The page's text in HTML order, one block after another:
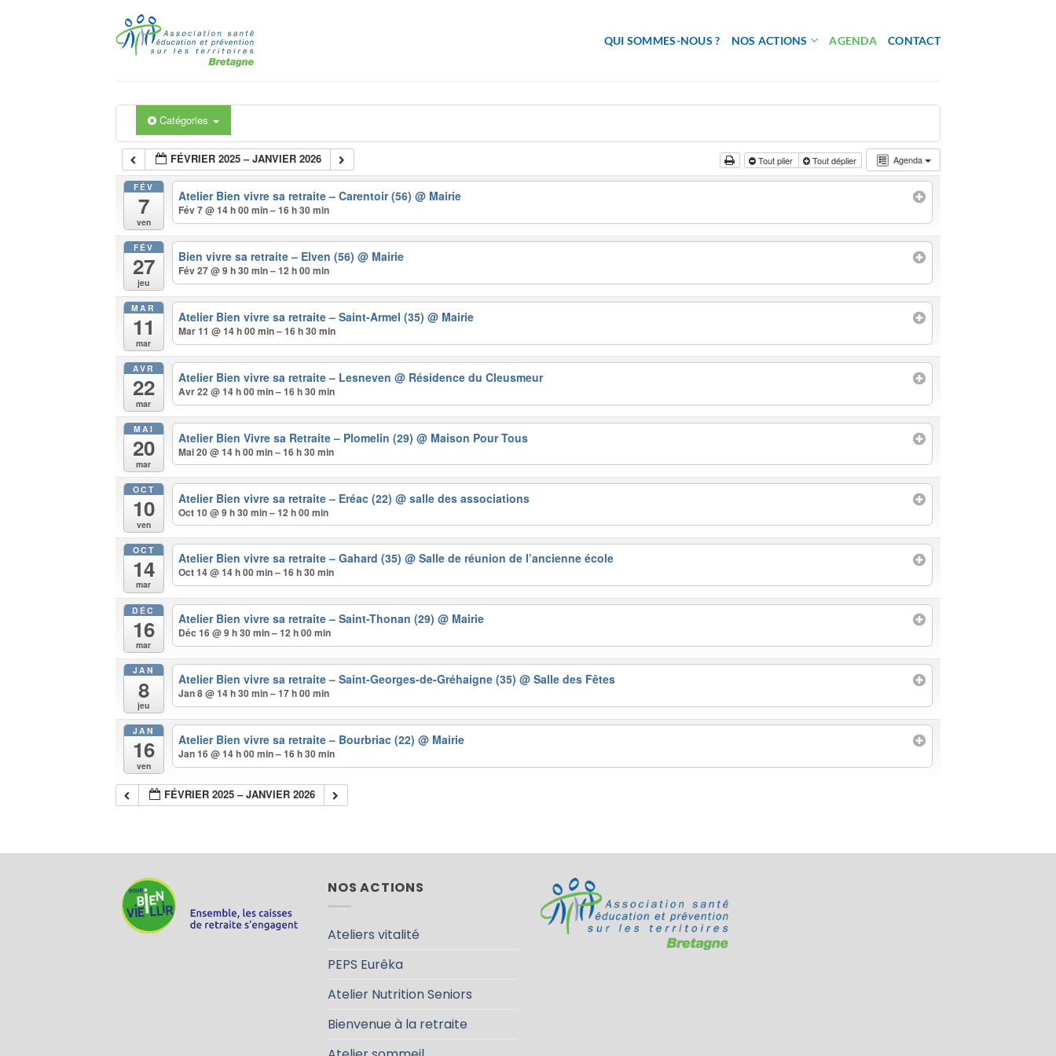
QUI SOMMES-NOUS ? NOS ACTIONS AGENDA CONTACT
Catégories
Agenda
FÉVRIER 2025 – JANVIER 2026 Tout plier Tout déplier
FÉV
7
ven
Atelier Bien vivre sa retraite – Carentoir (56)@ Mairie
Fév 7 @ 14 h 00 min – 16 h 30 min
FÉV
27
jeu
Bien vivre sa retraite – Elven (56)@ Mairie
Fév 27 @ 9 h 30 min – 12 h 00 min
MAR
11
mar
Atelier Bien vivre sa retraite – Saint-Armel (35)@ Mairie
Mar 11 @ 14 h 00 min – 16 h 30 min
AVR
22
mar
Atelier Bien vivre sa retraite – Lesneven@ Résidence du Cleusmeur
Avr 22 @ 14 h 00 min – 16 h 30 min
MAI
20
mar
Atelier Bien Vivre sa Retraite – Plomelin (29)@ Maison Pour Tous
Mai 20 @ 14 h 00 min – 16 h 30 min
OCT
10
ven
Atelier Bien vivre sa retraite – Eréac (22)@ salle des associations
Oct 10 @ 9 h 30 min – 12 h 00 min
OCT
14
mar
Atelier Bien vivre sa retraite – Gahard (35)@ Salle de réunion de l’ancienne école
Oct 14 @ 14 h 00 min – 16 h 30 min
DÉC
16
mar
Atelier Bien vivre sa retraite – Saint-Thonan (29)@ Mairie
Déc 16 @ 9 h 30 min – 12 h 00 min
JAN
8
jeu
Atelier Bien vivre sa retraite – Saint-Georges-de-Gréhaigne (35)@ Salle des Fêtes
Jan 8 @ 14 h 30 min – 17 h 00 min
JAN
16
ven
Atelier Bien vivre sa retraite – Bourbriac (22)@ Mairie
Jan 16 @ 14 h 00 min – 16 h 30 min
FÉVRIER 2025 – JANVIER 2026
NOS ACTIONS
Ateliers vitalité
PEPS Eurêka
Atelier Nutrition Seniors
Bienvenue à la retraite